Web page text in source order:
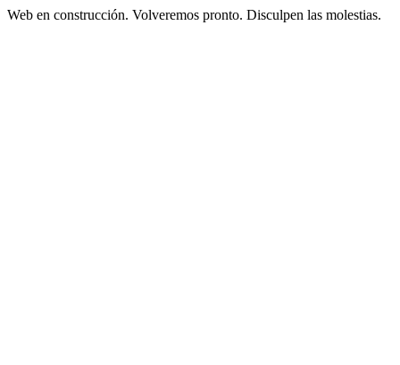
Web en construcción. Volveremos pronto. Disculpen las molestias.